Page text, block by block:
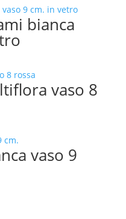
bianca
vaso 8
vaso 9